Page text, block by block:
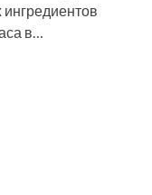
ингредиентов
в…